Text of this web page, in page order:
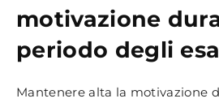
motivazione
periodo degli
Mantenere alta la motivazione